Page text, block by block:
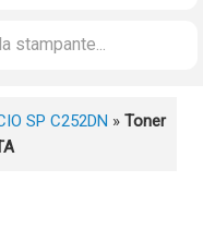
SP C252DN » Toner